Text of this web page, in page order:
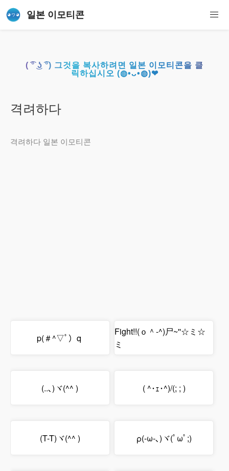
일본 이모티콘
( ͡° ͜ʖ ͡°) 그것을 복사하려면 일본 이모티콘을 클
릭하십시오 (◍•ᴗ•◍)❤
격려하다
격려하다 일본 이모티콘
p(＃^▽ﾟ）q
Fight!!(ｏ＾-^)尸~''☆ミ☆
ミ
(..､)ヾ(^^ ) ( ^･ｪ･^)/(; ; )
(T-T)ヾ(^^ ) ρ(-ω-､)ヾ(ﾟωﾟ;)